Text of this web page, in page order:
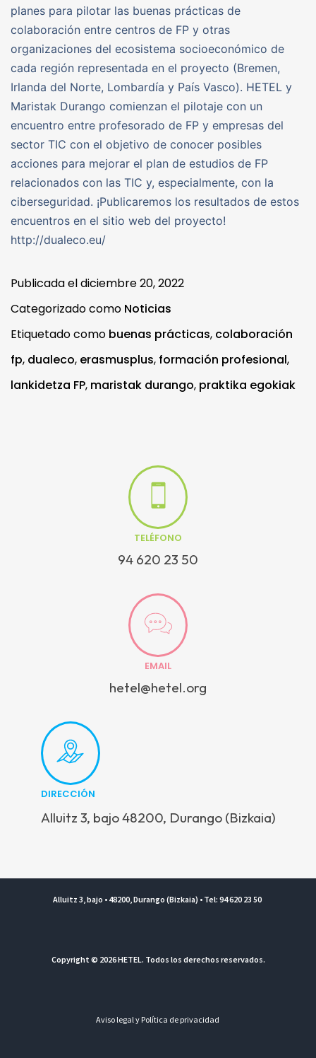
planes para pilotar las buenas prácticas de
colaboración entre centros de FP y otras
organizaciones del ecosistema socioeconómico de
cada región representada en el proyecto (Bremen,
Irlanda del Norte, Lombardía y País Vasco). HETEL y
Maristak Durango comienzan el pilotaje con un
encuentro entre profesorado de FP y empresas del
sector TIC con el objetivo de conocer posibles
acciones para mejorar el plan de estudios de FP
relacionados con las TIC y, especialmente, con la
ciberseguridad. ¡Publicaremos los resultados de estos
encuentros en el sitio web del proyecto!
http://dualeco.eu/
Publicada eldiciembre 20, 2022
Categorizado como Noticias
Etiquetado como buenas prácticas, colaboración
fp, dualeco, erasmusplus, formación profesional,
lankidetza FP, maristak durango, praktika egokiak
TELÉFONO
94 620 23 50
EMAIL
hetel@hetel.org
DIRECCIÓN
Alluitz 3, bajo 48200, Durango (Bizkaia)
Alluitz 3, bajo • 48200, Durango (Bizkaia) • Tel: 94 620 23 50
Copyright © 2026 HETEL. Todos los derechos reservados.
Aviso legal y Política de privacidad